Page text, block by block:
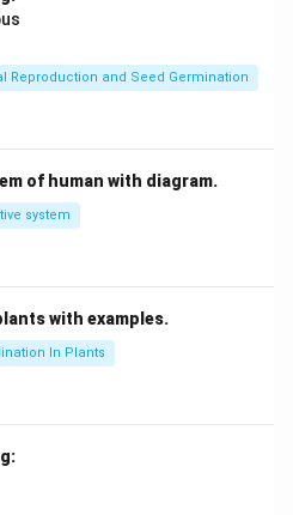
Reproduction and Seed Germination
of human with diagram.
system
with examples.
In Plants